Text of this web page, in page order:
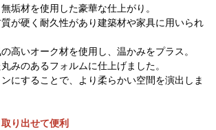
垢材を使用した豪華な仕上がり。
が硬く耐久性があり建築材や家具に用いられ
高いオーク材を使用し、温かみをプラス。
みのあるフォルムに仕上げました。
にすることで、より柔らかい空間を演出しま
り出せて便利